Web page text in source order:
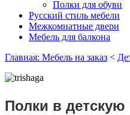
Полки для обуви
Русский стиль мебели
Межкомнатные двери
Мебель для балкона
Главная: Мебель на заказ <
Полки в детскую